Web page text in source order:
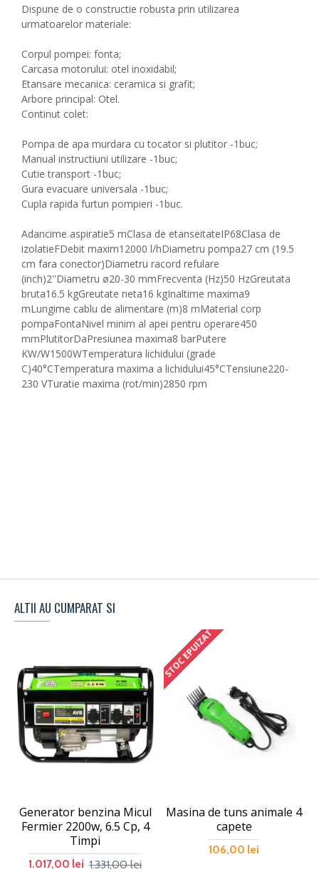
Dispune de o constructie robusta prin utilizarea
urmatoarelor materiale:
Corpul pompei: fonta;
Carcasa motorului: otel inoxidabil;
Etansare mecanica: ceramica si grafit;
Arbore principal: Otel.
Continut colet:
Pompa de apa murdara cu tocator si plutitor -1buc;
Manual instructiuni utilizare -1buc;
Cutie transport -1buc;
Gura evacuare universala -1buc;
Cupla rapida furtun pompieri -1buc.
Adancime aspiratie5 mClasa de etanseitateIP68Clasa de
izolatieFDebit maxim12000 l/hDiametru pompa27 cm (19.5
cm fara conector)Diametru racord refulare
(inch)2''Diametru ø20-30 mmFrecventa (Hz)50 HzGreutata
bruta16.5 kgGreutate neta16 kgInaltime maxima9
mLungime cablu de alimentare (m)8 mMaterial corp
pompaFontaNivel minim al apei pentru operare450
mmPlutitorDaPresiunea maxima8 barPutere
KW/W1500WTemperatura lichidului (grade
C)40°CTemperatura maxima a lichidului45°CTensiune220-
230 VTuratie maxima (rot/min)2850 rpm
ALTII AU CUMPARAT SI
Generator benzina Micul
Fermier 2200w, 6.5 Cp, 4
Timpi
1.017,00 lei 1.331,00 lei
STOC EPUIZAT
Masina de tuns animale 4
capete
106,00 lei